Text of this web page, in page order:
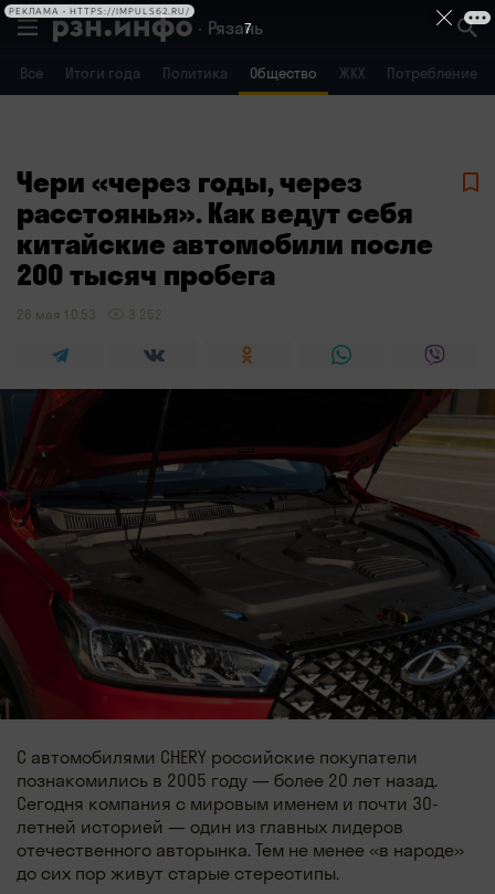
Рязань
Все Итоги года Политика Общество ЖКХ Потребление
Брянск
Чери «через годы, через
расстоянья». Как ведут себя
китайские автомобили после
200 тысяч пробега
26 мая 10:53 3 252
С автомобилями CHERY российские покупатели
познакомились в 2005 году — более 20 лет назад.
Сегодня компания с мировым именем и почти 30-
летней историей — один из главных лидеров
отечественного авторынка. Тем не менее «в народе»
до сих пор живут старые стереотипы.
7
РЕКЛАМА • HTTPS://IMPULS62.RU/